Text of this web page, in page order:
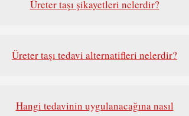
Üreter taşı şikayetleri nelerdir?
Üreter taşı tedavi alternatifleri nelerdir?
Hangi tedavinin uygulanacağına nasıl